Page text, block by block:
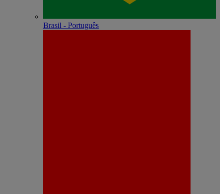
Brasil - Português